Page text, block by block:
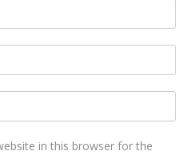
in this browser for the